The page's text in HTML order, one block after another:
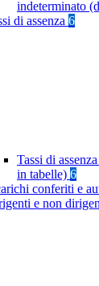
indeterminato
di assenza 6
Tassi di
in tabelle) 6
conferiti e
e non